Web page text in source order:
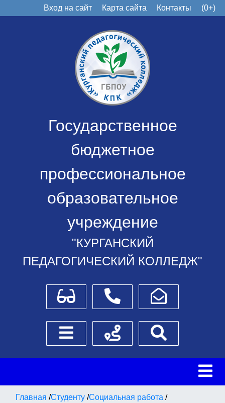
Вход на сайт Карта сайта Контакты (0+)
Государственное
бюджетное
профессиональное
образовательное
учреждение
"КУРГАНСКИЙ
ПЕДАГОГИЧЕСКИЙ КОЛЛЕДЖ"
Для слабовидящихТелефоныНаписать обращение
Боковое менюСхема проезда
Главная /Студенту /Социальная работа /